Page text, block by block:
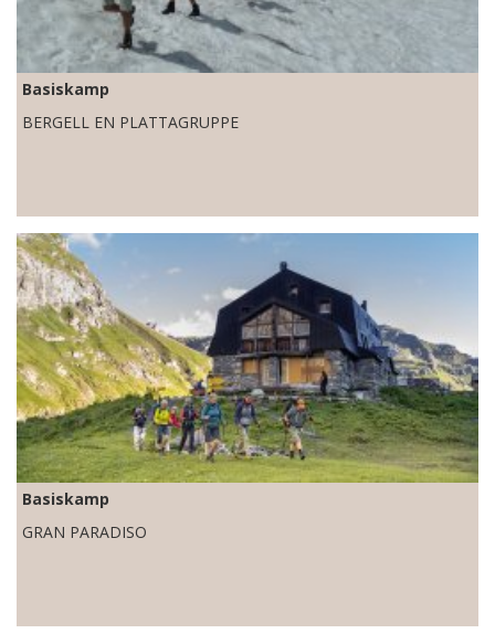
Basiskamp
BERGELL EN PLATTAGRUPPE
Basiskamp
GRAN PARADISO